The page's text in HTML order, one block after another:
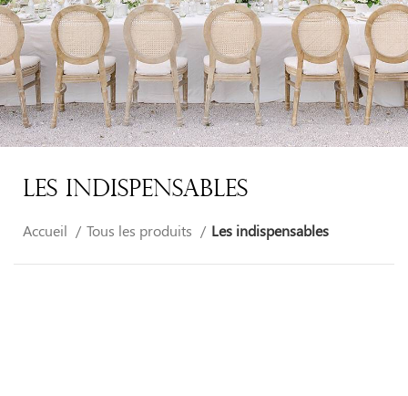
Les Indispensables
Accueil Tous les produits Les indispensables